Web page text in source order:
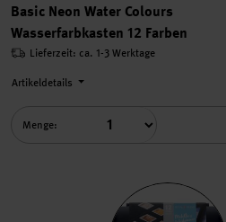
Basic Neon Water Colours
Wasserfarbkasten 12 Farben
Lieferzeit: ca. 1-3 Werktage
Artikeldetails
Menge: